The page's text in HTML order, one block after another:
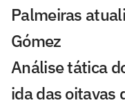
Palmeiras
Gómez
Análise tática
ida das oitavas